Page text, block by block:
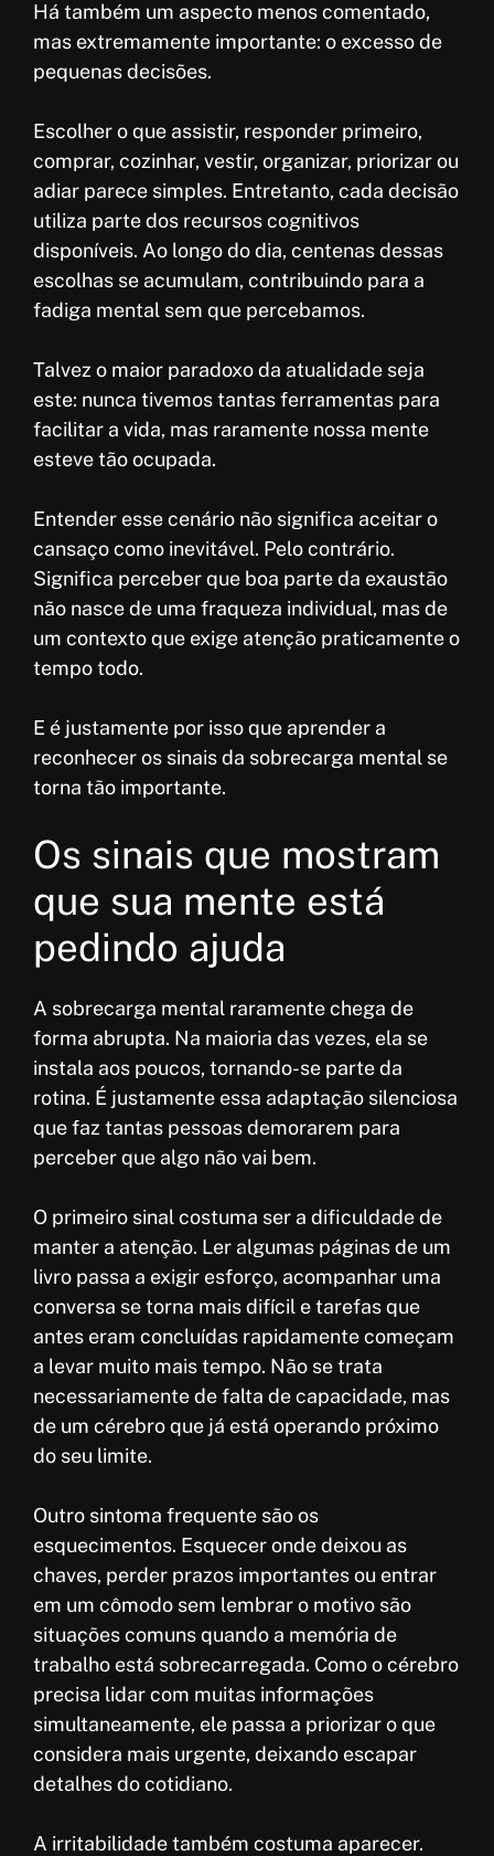
Há também um aspecto menos comentado,
mas extremamente importante: o excesso de
pequenas decisões.
Escolher o que assistir, responder primeiro,
comprar, cozinhar, vestir, organizar, priorizar ou
adiar parece simples. Entretanto, cada decisão
utiliza parte dos recursos cognitivos
disponíveis. Ao longo do dia, centenas dessas
escolhas se acumulam, contribuindo para a
fadiga mental sem que percebamos.
Talvez o maior paradoxo da atualidade seja
este: nunca tivemos tantas ferramentas para
facilitar a vida, mas raramente nossa mente
esteve tão ocupada.
Entender esse cenário não significa aceitar o
cansaço como inevitável. Pelo contrário.
Significa perceber que boa parte da exaustão
não nasce de uma fraqueza individual, mas de
um contexto que exige atenção praticamente o
tempo todo.
E é justamente por isso que aprender a
reconhecer os sinais da sobrecarga mental se
torna tão importante.
Os sinais que mostram
que sua mente está
pedindo ajuda
A sobrecarga mental raramente chega de
forma abrupta. Na maioria das vezes, ela se
instala aos poucos, tornando-se parte da
rotina. É justamente essa adaptação silenciosa
que faz tantas pessoas demorarem para
perceber que algo não vai bem.
O primeiro sinal costuma ser a dificuldade de
manter a atenção. Ler algumas páginas de um
livro passa a exigir esforço, acompanhar uma
conversa se torna mais difícil e tarefas que
antes eram concluídas rapidamente começam
a levar muito mais tempo. Não se trata
necessariamente de falta de capacidade, mas
de um cérebro que já está operando próximo
do seu limite.
Outro sintoma frequente são os
esquecimentos. Esquecer onde deixou as
chaves, perder prazos importantes ou entrar
em um cômodo sem lembrar o motivo são
situações comuns quando a memória de
trabalho está sobrecarregada. Como o cérebro
precisa lidar com muitas informações
simultaneamente, ele passa a priorizar o que
considera mais urgente, deixando escapar
detalhes do cotidiano.
A irritabilidade também costuma aparecer.